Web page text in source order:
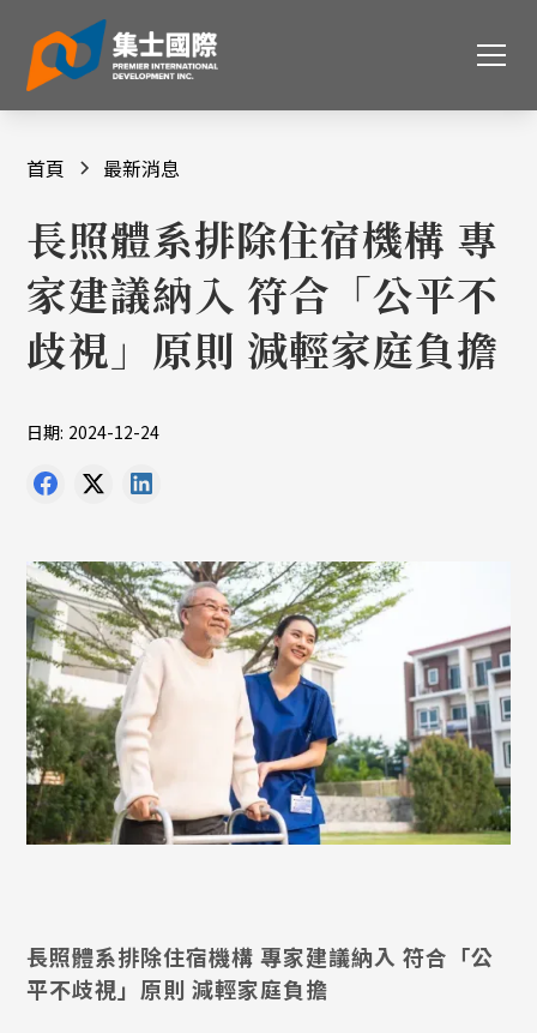
首頁 最新消息
長照體系排除住宿機構 專
家建議納入 符合「公平不
歧視」原則 減輕家庭負擔
日期: 2024-12-24
長照體系排除住宿機構 專家建議納入 符合「公
平不歧視」原則 減輕家庭負擔